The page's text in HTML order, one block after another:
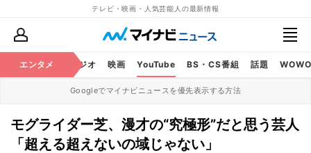
テレビ・映画・人気芸能人の最新情報
エンタメ
テレビ ラジオ 映画 YouTube BS・CS番組 話題
Googleでマイナビニュースを優先表示する方法
モグライダー芝、漫才の“究極形”だと思う芸人
「超える超えないの域じゃない」